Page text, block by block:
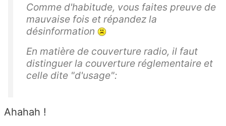
Comme d'habitude, vous faites preuve de
mauvaise fois et répandez la
désinformation
En matière de couverture radio, il faut
distinguer la couverture réglementaire et
celle dite "d'usage":
Ahahah !